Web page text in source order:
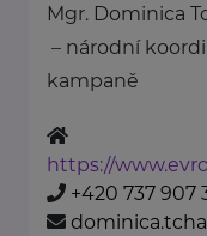
Mgr. Dominica
– národní
kampaně
https://
+420 737 907